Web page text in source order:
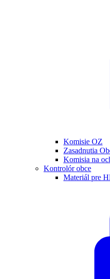
Komisie OZ
Zasadnutia
Komisia na
Kontrolór obce
Materiál pre